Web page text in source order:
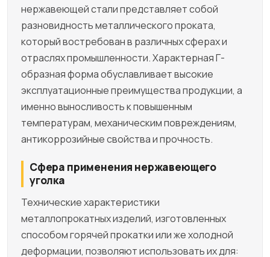
нержавеющей стали представляет собой
разновидность металлического проката,
который востребован в различных сферах и
отраслях промышленности. Характерная Г-
образная форма обуславливает высокие
эксплуатационные преимущества продукции, а
именно выносливость к повышенным
температурам, механическим повреждениям,
антикоррозийные свойства и прочность.
Сфера применения нержавеющего
уголка
Технические характеристики
металлопрокатных изделий, изготовленных
способом горячей прокатки или же холодной
деформации, позволяют использовать их для: